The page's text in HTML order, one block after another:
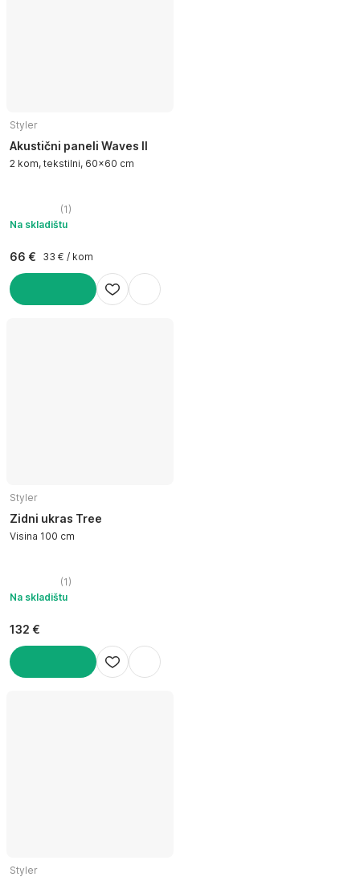
Styler
Akustični paneli Waves II
2 kom, tekstilni, 60x60 cm
(1 )
Na skladištu
66 € 33 € / kom
Styler
Zidni ukras Tree
Visina 100 cm
(1 )
Na skladištu
132 €
Styler